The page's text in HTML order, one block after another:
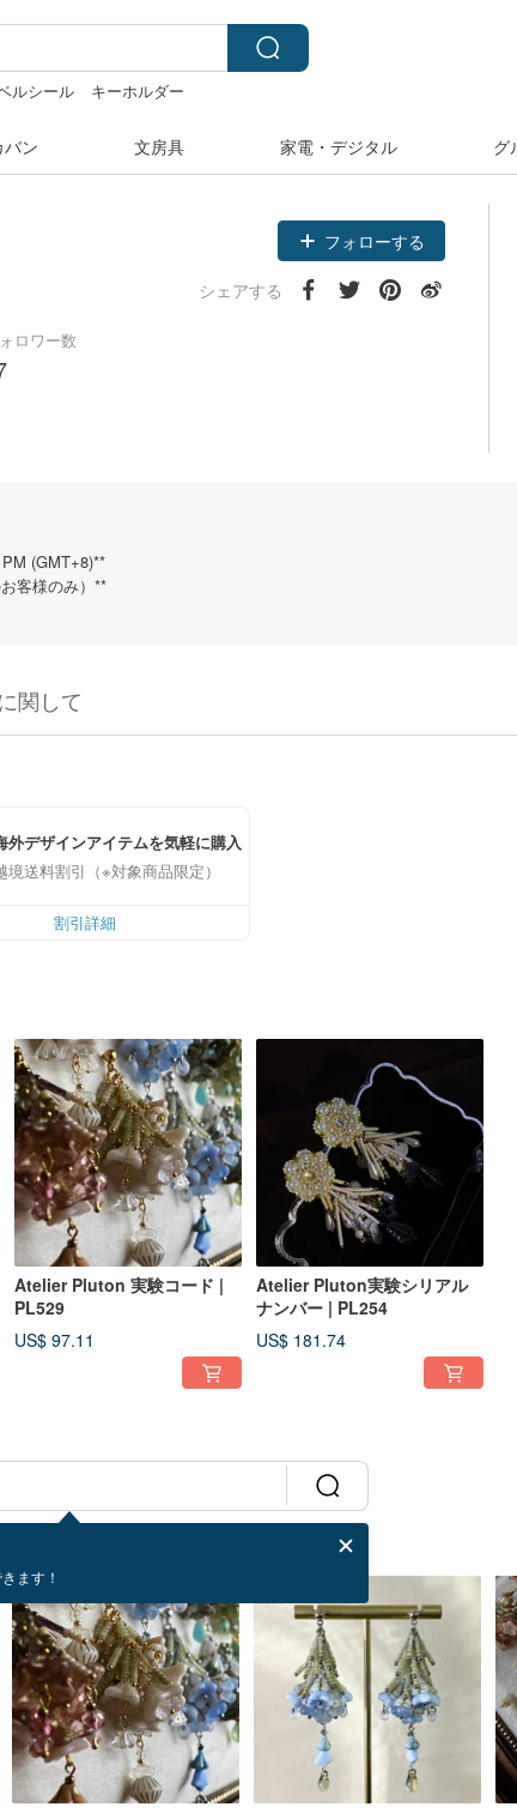
ルシール
キーホルダー
ン 文房具 家電・デジタル グ
ロワー数
フォローする
シェアする
(GMT+8)**
客様のみ）**
関して
外デザインアイテムを気軽に購入
境送料割引（※対象商品限定）
割引詳細
Atelier Pluton 実験コード |
PL529
US$ 97.11
Atelier Pluton実験シリアル
ナンバー | PL254
US$ 181.74
ます！